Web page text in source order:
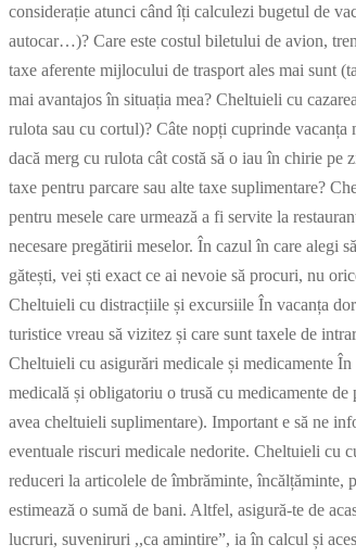
considerație atunci când îți calculezi bugetul de
autocar…)? Care este costul biletului de avion,
taxe aferente mijlocului de trasport ales mai sunt
mai avantajos în situația mea? Cheltuieli cu
rulota sau cu cortul)? Câte nopți cuprinde vacanța
dacă merg cu rulota cât costă să o iau în chirie pe
taxe pentru parcare sau alte taxe suplimentare?
pentru mesele care urmează a fi servite la
necesare pregătirii meselor. În cazul în care alegi
gătești, vei ști exact ce ai nevoie să procuri, nu
Cheltuieli cu distracțiile și excursiile În vacanța
turistice vreau să vizitez și care sunt taxele de
Cheltuieli cu asigurări medicale și medicamente În
medicală și obligatoriu o trusă cu medicamente
avea cheltuieli suplimentare). Important e să ne
eventuale riscuri medicale nedorite. Cheltuieli cu
reduceri la articolele de îmbrăminte, încălțăminte,
estimează o sumă de bani. Altfel, asigură-te de
lucruri, suveniruri ,,ca amintire”, ia în calcul și